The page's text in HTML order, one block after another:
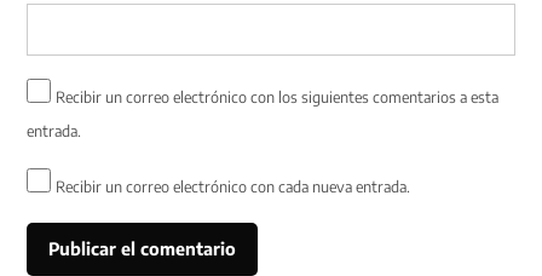
Recibir un correo electrónico con los siguientes comentarios a esta
entrada.
Recibir un correo electrónico con cada nueva entrada.